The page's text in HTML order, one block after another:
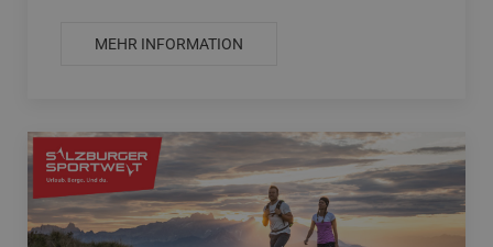
MEHR INFORMATION